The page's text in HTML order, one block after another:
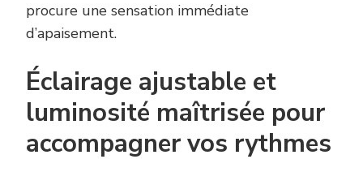
procure une sensation immédiate
d’apaisement.
Éclairage ajustable et
luminosité maîtrisée pour
accompagner vos rythmes